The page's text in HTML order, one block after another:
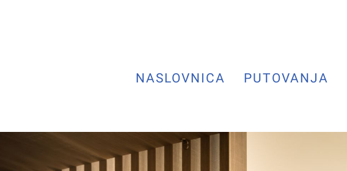
NASLOVNICA PUTOVANJA